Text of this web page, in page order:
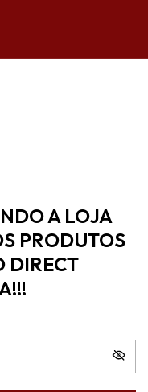
A LOJA
PRODUTOS
DIRECT